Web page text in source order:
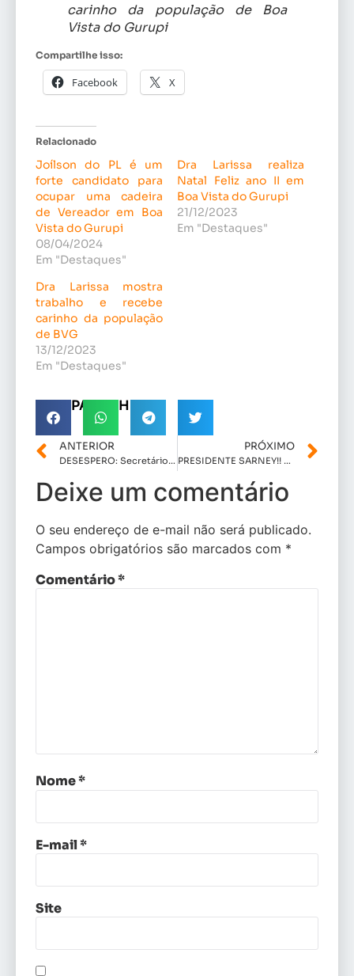
carinho da população de Boa
Vista do Gurupi
Compartilhe isso:
Facebook X
Relacionado
Joílson do PL é um
forte candidato para
ocupar uma cadeira
de Vereador em Boa
Vista do Gurupi
08/04/2024
Em "Destaques"
Dra Larissa realiza
Natal Feliz ano II em
Boa Vista do Gurupi
21/12/2023
Em "Destaques"
Dra Larissa mostra
trabalho e recebe
carinho da população
de BVG
13/12/2023
Em "Destaques"
COMPARTILHE!
ANTERIOR
DESESPERO: Secretário de Indústria e Comercio da Prefeitura de Bequimão, Sr. Ademar, é acusado de coagir e pagar testemunha para não depor no processo de impugnação da candidatura de Zé Martins
PRÓXIMO
PRESIDENTE SARNEY!! Desespero político faz Penaldon e Valéria Castro coagir servidores públicos.
Deixe um comentário
O seu endereço de e-mail não será publicado.
Campos obrigatórios são marcados com *
Comentário*
Nome*
E-mail*
Site